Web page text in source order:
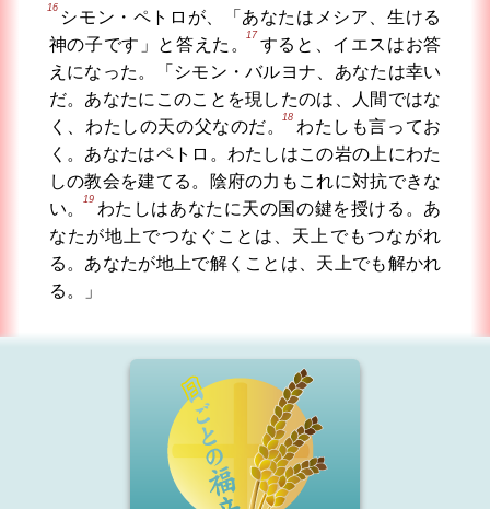
16
シモン・ペトロが、「あなたはメシア、生ける
神の子です」と答えた。
17
すると、イエスはお答
えになった。「シモン・バルヨナ、あなたは幸い
だ。あなたにこのことを現したのは、人間ではな
く、わたしの天の父なのだ。
18
わたしも言ってお
く。あなたはペトロ。わたしはこの岩の上にわた
しの教会を建てる。陰府の力もこれに対抗できな
い。
19
わたしはあなたに天の国の鍵を授ける。あ
なたが地上でつなぐことは、天上でもつながれ
る。あなたが地上で解くことは、天上でも解かれ
る。」